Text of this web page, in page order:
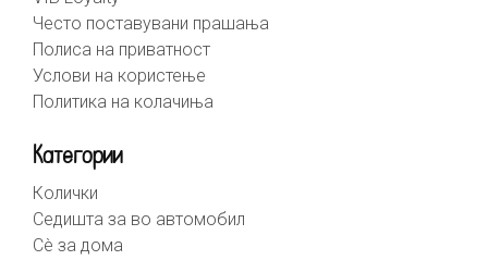
Често поставувани прашања
Полиса на приватност
Услови на користење
Политика на колачиња
Категории
Колички
Седишта за во автомобил
Сè за дома